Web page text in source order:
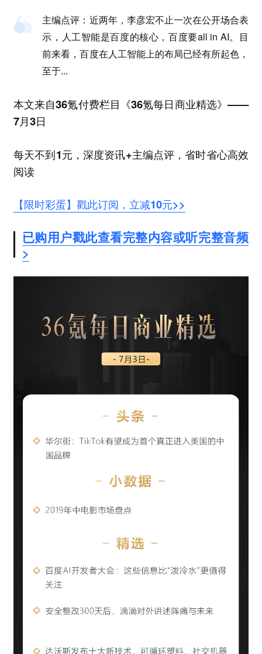
主编点评： 近两年，李彦宏不止一次在公开场合表
示，人工智能是百度的核心，百度要all in AI。目
前来看，百度在人工智能上的布局已经有所起色，
至于...
本文来自36氪付费栏目《36氪每日商业精选》——
7月3日
每天不到1元，深度资讯+主编点评，省时省心高效
阅读
【限时彩蛋】戳此订阅，立减10元>>
已购用户戳此查看完整内容或听完整音频
>